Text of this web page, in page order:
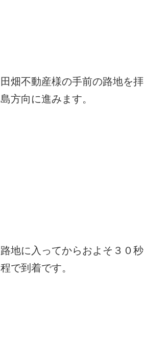
田畑不動産様の手前の路地を拝
島方向に進みます。
路地に入ってからおよそ３０秒
程で到着です。